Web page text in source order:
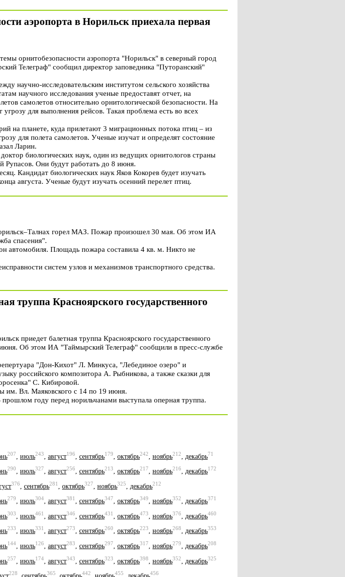
аэропорта в Норильск приехала первая
орнитобезопасности аэропорта "Норильск" в северный город
Телеграф" сообщил директор заповедника "Путоранский"
научно-исследовательским институтом сельского хозяйства
научного исследования ученые предоставят отчет, на
самолетов относительно орнитологической безопасности. На
для выполнения рейсов. Такая проблема есть во всех
на планете, куда прилетают 3 миграционных потока птиц – из
для полета самолетов. Ученые изучат и определят состояние
Ларин.
биологических наук, один из ведущих орнитологов страны
Рупасов. Они будут работать до 8 июня.
Кандидат биологических наук Яков Кокорев будет изучать
августа. Ученые будут изучать осенний перелет птиц.
горел МАЗ. Пожар произошел 30 мая. Об этом ИА
спасения".
автомобиля. Площадь пожара составила 4 кв. м. Никто не
систем узлов и механизмов транспортного средства.
труппа Красноярского государственного
приедет балетная труппа Красноярского государственного
Об этом ИА "Таймырский Телеграф" сообщили в пресс-службе
"Дон-Кихот" Л. Минкуса, "Лебединое озеро" и
российского композитора А. Рыбникова, а также сказки для
С. Кибировой.
им. Вл. Маяковского с 14 по 19 июня.
году перед норильчанами выступала оперная труппа.
207 июль243 август196 сентябрь179 октябрь242 ноябрь212 декабрь71
290, июль327, август256, сентябрь213, октябрь217, ноябрь216, декабрь172
376 сентябрь281 октябрь327 ноябрь325 декабрь212
279, июль304, август381, сентябрь347, октябрь349, ноябрь352, декабрь371
303 июль461 август346 сентябрь431 октябрь473 ноябрь376 декабрь460
233, июль331, август273, сентябрь260, октябрь223, ноябрь268, декабрь353
144 июль126 август283 сентябрь297 октябрь317 ноябрь279 декабрь208
257 июль174 август343 сентябрь323 октябрь398 ноябрь352 декабрь325
228 365 442 455 456